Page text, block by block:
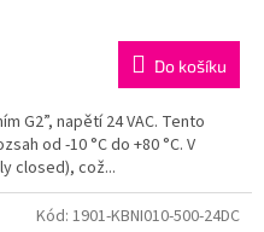
Do košíku
G2”, napětí 24 VAC. Tento
od -10 °C do +80 °C. V
closed), což...
Kód: 1901-KBNI010-500-24DC